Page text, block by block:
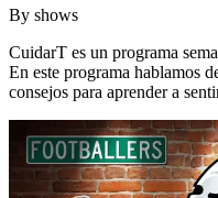
By shows
CuidarT es un programa
En este programa hablamos
consejos para aprender a